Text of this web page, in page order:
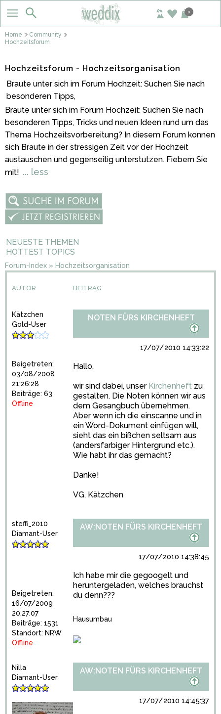
0
Home
Community
Hochzeitsforum
Hochzeitsforum - Hochzeitsorganisation
Braute unter sich im Forum Hochzeit: Suchen Sie nach
besonderen Tipps,
Braute unter sich im Forum Hochzeit: Suchen Sie nach
besonderen Tipps, Tricks und neuen Ideen rund um das
Thema Hochzeitsvorbereitung? In diesem Forum konnen
sich Braute in der stressigen Zeit vor der Hochzeit
austauschen und gegenseitig unterstutzen. Fiebern Sie
mit! ... less
NEUESTE THEMEN
HOTTEST TOPICS
Forum-Index » Hochzeitsorganisation
AUTOR BEITRAG
Kätzchen
Gold-User
Beigetreten:
03/08/2008
21:26:28
Beiträge: 63
Offline
NOTEN FÜRS KIRCHENHEFT
17/07/2010 14:33:22
Hallo,
wir sind dabei, unser Kirchenheft zu
gestalten. Die Noten können wir aus
dem Gesangbuch übernehmen.
Aber wenn ich die einscanne und in
ein Word-Dokument einfügen will,
sieht das ein bißchen seltsam aus
(andersfarbiger Hintergrund etc.).
Wie habt ihr das gemacht?
Danke!
VG, Kätzchen
steffi_2010
Diamant-User
Beigetreten:
16/07/2009
20:27:07
Beiträge: 1531
Standort: NRW
Offline
AW:NOTEN FÜRS KIRCHENHEFT
17/07/2010 14:38:45
Ich habe mir die gegoogelt und
heruntergeladen, welches brauchst
du denn???
Hausumbau
Nilla
Diamant-User
AW:NOTEN FÜRS KIRCHENHEFT
17/07/2010 14:45:37